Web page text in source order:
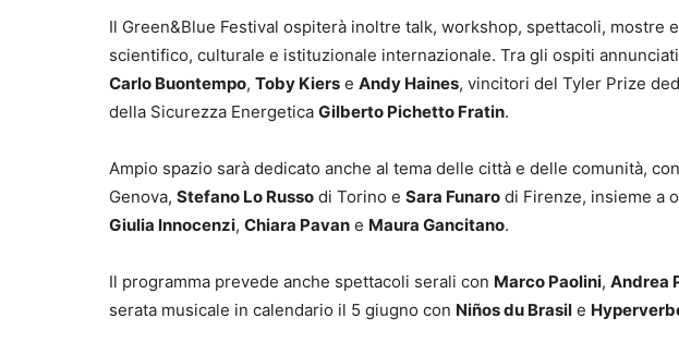
Il Green&Blue Festival ospiterà inoltre talk, workshop, spettacoli, mostre
scientifico, culturale e istituzionale internazionale. Tra gli ospiti
Carlo Buontempo, Toby Kiers e Andy Haines, vincitori del Tyler Prize
della Sicurezza Energetica Gilberto Pichetto Fratin.
Ampio spazio sarà dedicato anche al tema delle città e delle comunità,
Genova, Stefano Lo Russo di Torino e Sara Funaro di Firenze, insieme a
Giulia Innocenzi, Chiara Pavan e Maura Gancitano.
Il programma prevede anche spettacoli serali con Marco Paolini, Andrea
serata musicale in calendario il 5 giugno con Niños du Brasil e